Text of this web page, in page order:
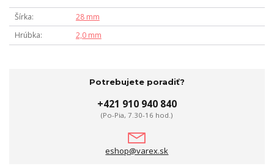
Šírka
28 mm
Hrúbka
2,0 mm
Potrebujete poradiť?
+421 910 940 840
(Po-Pia, 7.30-16 hod.)
eshop@varex.sk